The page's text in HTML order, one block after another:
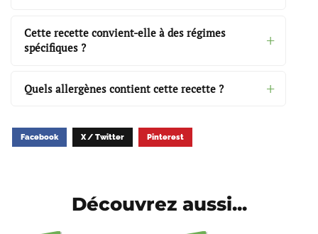
Cette recette convient-elle à des régimes
spécifiques ?
Quels allergènes contient cette recette ?
Facebook X / Twitter Pinterest
Découvrez aussi...